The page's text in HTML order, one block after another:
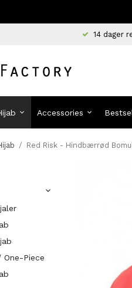
14 dager
Accessories
/ Red Risk - Hindbærrød
One-Piece